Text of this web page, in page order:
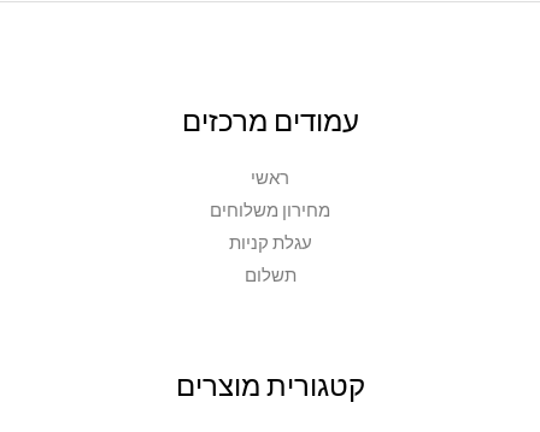
עמודים מרכזים
ראשי
מחירון משלוחים
עגלת קניות
תשלום
קטגורית מוצרים